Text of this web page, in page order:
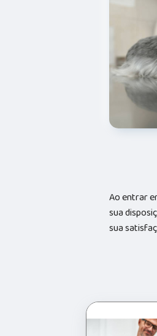
Ao entrar
sua
sua